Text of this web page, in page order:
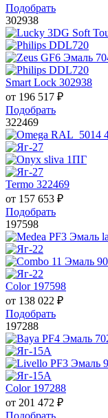
Подобрать
302938
Smart Lock 302938
от 196 517 ₽
Подобрать
322469
Termo 322469
от 157 653 ₽
Подобрать
197598
Color 197598
от 138 022 ₽
Подобрать
197288
Color 197288
от 201 472 ₽